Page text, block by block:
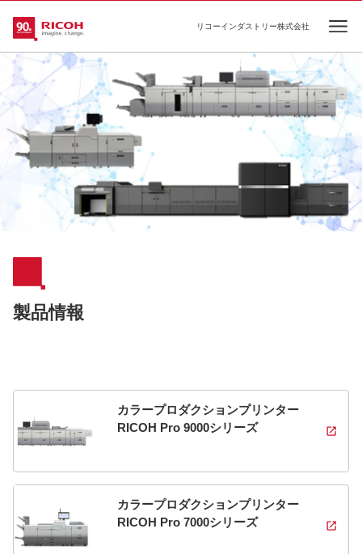
リコーインダストリー株式会社
製品情報
カラープロダクションプリンター
RICOH Pro 9000シリーズ
カラープロダクションプリンター
RICOH Pro 7000シリーズ